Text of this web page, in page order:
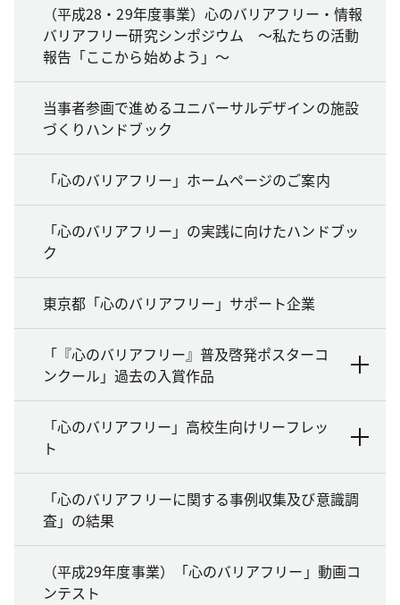
（平成28・29年度事業）心のバリアフリー・情報
バリアフリー研究シンポジウム ～私たちの活動
報告「ここから始めよう」～
当事者参画で進めるユニバーサルデザインの施設
づくりハンドブック
「心のバリアフリー」ホームページのご案内
「心のバリアフリー」の実践に向けたハンドブッ
ク
東京都「心のバリアフリー」サポート企業
「『心のバリアフリー』普及啓発ポスターコ
ンクール」過去の入賞作品
「心のバリアフリー」高校生向けリーフレッ
ト
「心のバリアフリーに関する事例収集及び意識調
査」の結果
（平成29年度事業）「心のバリアフリー」動画コ
ンテスト